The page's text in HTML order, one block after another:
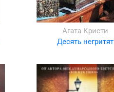
Агата Кристи
Десять негритят